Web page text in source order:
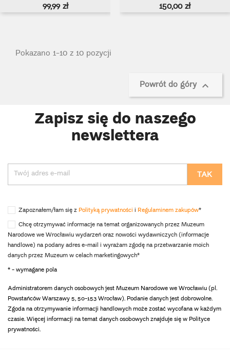
Cena
99,99 zł Cena
150,00 zł
Pokazano 1-10 z 10 pozycji
Powrót do góry 
Zapisz się do naszego
newslettera
Zapoznałem/łam się z Polityką prywatności i Regulaminem zakupów*
Chcę otrzymywać informacje na temat organizowanych przez Muzeum
Narodowe we Wrocławiu wydarzeń oraz nowości wydawniczych (informacje
handlowe) na podany adres e-mail i wyrażam zgodę na przetwarzanie moich
danych przez Muzeum w celach marketingowych*
* - wymagane pola
Administratorem danych osobowych jest Muzeum Narodowe we Wrocławiu (pl.
Powstańców Warszawy 5, 50-153 Wrocław). Podanie danych jest dobrowolne.
Zgoda na otrzymywanie informacji handlowych może zostać wycofana w każdym
czasie. Więcej informacji na temat danych osobowych znajduje się w Polityce
prywatności.